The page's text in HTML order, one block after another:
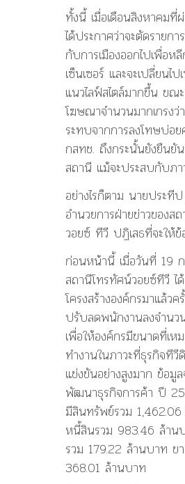
ทั้งนี้ เมื่อเดือนสิงหาคมที่
ได้ประกาศว่าจะตัดรายกา
กับการเมืองออกไปเพื่อหลี
เซ็นเซอร์ และจะเปลี่ยนไป
แนวไลฟ์สไตล์มากขึ้น ขณ
โฆษณาจำนวนมากเกรงว่
ระทบจากการลงโทษบ่อย
กสทช. ถึงกระนั้นยังยืนยั
สถานี แม้จะประสบกับภ
อย่างไรก็ตาม นายประที
อำนวยการฝ่ายข่าวของส
วอยซ์ ทีวี ปฏิเสธที่จะให้ข้
ก่อนหน้านี้ เมื่อวันที่ 19
สถานีโทรทัศน์วอยซ์ทีวี ไ
โครงสร้างองค์กรมาแล้ว
ปรับลดพนักงานลงจำน
เพื่อให้องค์กรมีขนาดที่เห
ทำงานในภาวะที่ธุรกิจทีวี
แข่งขันอย่างสูงมาก ข้อมู
พัฒนาธุรกิจการค้า ปี
มีสินทรัพย์รวม
หนี้สินรวม 983.46 ล้าน
รวม 179.22 ล้านบาท ข
368.01 ล้านบาท